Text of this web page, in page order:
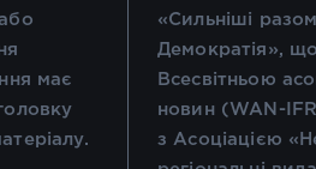
має
«Сильніші
Демократія», що
Всесвітньою
новин (WAN-
з Асоціацією